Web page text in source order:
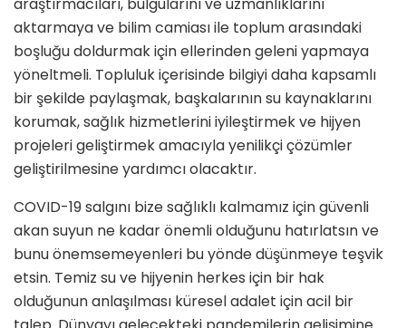
araştırmacıları, bulgularını ve uzmanlıklarını
aktarmaya ve bilim camiası ile toplum arasındaki
boşluğu doldurmak için ellerinden geleni yapmaya
yöneltmeli. Topluluk içerisinde bilgiyi daha kapsamlı
bir şekilde paylaşmak, başkalarının su kaynaklarını
korumak, sağlık hizmetlerini iyileştirmek ve hijyen
projeleri geliştirmek amacıyla yenilikçi çözümler
geliştirilmesine yardımcı olacaktır.
COVID-19 salgını bize sağlıklı kalmamız için güvenli
akan suyun ne kadar önemli olduğunu hatırlatsın ve
bunu önemsemeyenleri bu yönde düşünmeye teşvik
etsin. Temiz su ve hijyenin herkes için bir hak
olduğunun anlaşılması küresel adalet için acil bir